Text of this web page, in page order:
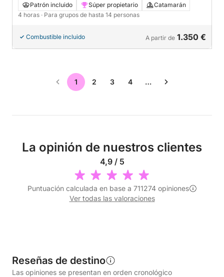
Patrón incluido Súper propietario
Catamarán
4 horas · Para grupos de hasta 14 personas
Combustible incluido A partir de 1.350 €
1 2 3 4 …
La opinión de nuestros clientes
4,9 / 5
Puntuación calculada en base a 711274 opiniones
Ver todas las valoraciones
Reseñas de destino
Las opiniones se presentan en orden cronológico